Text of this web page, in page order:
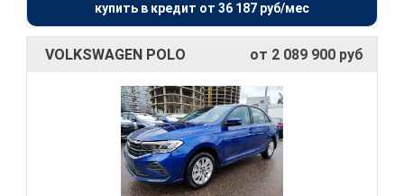
купить в кредит от 36 187 руб/мес
VOLKSWAGEN POLO от 2 089 900 руб